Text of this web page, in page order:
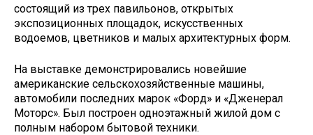
состоящий из трех павильонов, открытых
экспозиционных площадок, искусственных
водоемов, цветников и малых архитектурных форм.
На выставке демонстрировались новейшие
американские сельскохозяйственные машины,
автомобили последних марок «Форд» и «Дженерал
Моторс». Был построен одноэтажный жилой дом с
полным набором бытовой техники.